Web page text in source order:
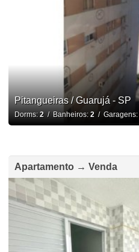
Pitangueiras / Guarujá - SP
Dorms: 2/ Banheiros: 2/ Garagens:
Apartamento → Venda